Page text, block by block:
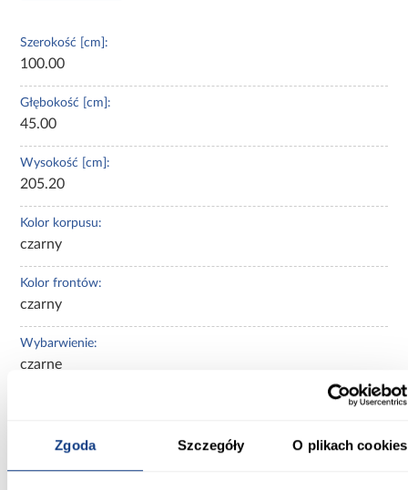
Zgoda Szczegóły O plikach cookies
Szerokość [cm]:
100.00
Głębokość [cm]:
45.00
Wysokość [cm]:
205.20
Kolor korpusu:
czarny
Kolor frontów:
czarny
Wybarwienie:
czarne